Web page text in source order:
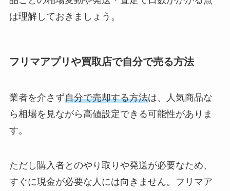
は理解しておきましょう。
フリマアプリや買取店で自分で売る方法
業者を介さず自分で売却する方法は、人気商品な
ら相場を見ながら高値設定できる可能性がありま
す。
ただし購入者とのやり取りや発送が必要なため、
すぐに現金が必要な人には向きません。フリマア